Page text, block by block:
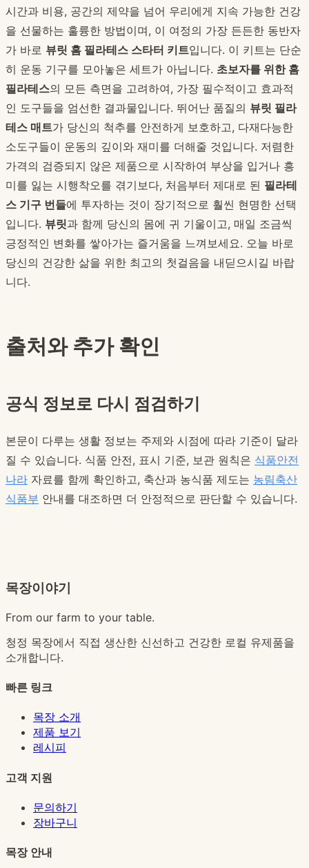
시간과 비용, 공간의 제약을 넘어 우리에게 지속 가능한 건강
을 선물하는 훌륭한 방법이며, 이 여정의 가장 든든한 동반자
가 바로 뷰릿 홈 필라테스 스타터 키트입니다. 이 키트는 단순
히 운동 기구를 모아놓은 세트가 아닙니다. 초보자를 위한 홈
필라테스의 모든 측면을 고려하여, 가장 필수적이고 효과적
인 도구들을 엄선한 결과물입니다. 뛰어난 품질의 뷰릿 필라
테스 매트가 당신의 척추를 안전하게 보호하고, 다재다능한
소도구들이 운동의 깊이와 재미를 더해줄 것입니다. 저렴한
가격의 검증되지 않은 제품으로 시작하여 부상을 입거나 흥
미를 잃는 시행착오를 겪기보다, 처음부터 제대로 된 필라테
스 기구 번들에 투자하는 것이 장기적으로 훨씬 현명한 선택
입니다. 뷰릿과 함께 당신의 몸에 귀 기울이고, 매일 조금씩
긍정적인 변화를 쌓아가는 즐거움을 느껴보세요. 오늘 바로
당신의 건강한 삶을 위한 최고의 첫걸음을 내딛으시길 바랍
니다.
출처와 추가 확인
공식 정보로 다시 점검하기
본문이 다루는 생활 정보는 주제와 시점에 따라 기준이 달라
질 수 있습니다. 식품 안전, 표시 기준, 보관 원칙은 식품안전
나라 자료를 함께 확인하고, 축산과 농식품 제도는 농림축산
식품부 안내를 대조하면 더 안정적으로 판단할 수 있습니다.
목장이야기
From our farm to your table.
청정 목장에서 직접 생산한 신선하고 건강한 로컬 유제품을
소개합니다.
빠른 링크
목장 소개
제품 보기
레시피
고객 지원
문의하기
장바구니
목장 안내